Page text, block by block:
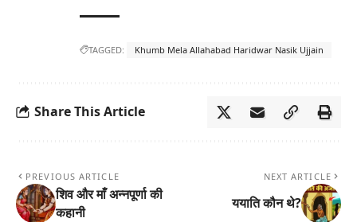
TAGGED: Khumb Mela Allahabad Haridwar Nasik Ujjain
Share This Article
PREVIOUS ARTICLE
शिव और माँ अन्नपूर्णा की
कहानी
NEXT ARTICLE
ययाति कौन थे?